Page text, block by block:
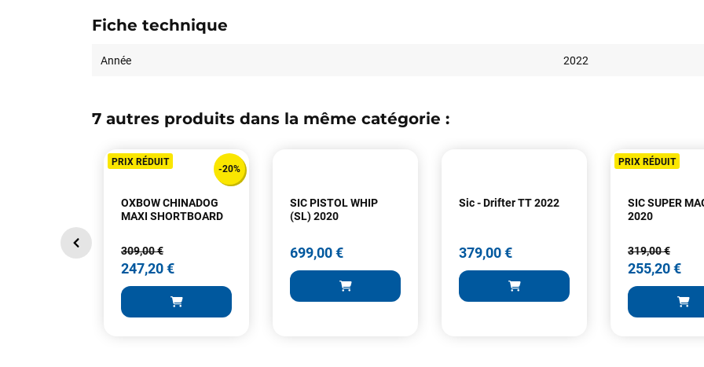
Fiche technique
Année 2022
7 autres produits dans la même catégorie :
PRIX RÉDUIT
-20%
OXBOW CHINADOG
MAXI SHORTBOARD
309,00 €
247,20 €
SIC PISTOL WHIP
(SL) 2020
699,00 €
Sic - Drifter TT 2022
379,00 €
PRIX RÉDUIT
SIC SUPER
2020
319,00 €
255,20 €
Votre satisfaction est notre priorité !
Découvrez quelques uns de vos
J’ai commandé un pack via leur site internet. À peine la commande
validée, le magasin m’a appelé pour confirmer avec moi les
caractéristiques des équipements, me conseiller sur le matériel à choisir,
et m’a même offert du matériel en plus. Niveau réactivité, c’est au top :
la commande est partie le lendemain, et j’ai bien reçu tout le matériel